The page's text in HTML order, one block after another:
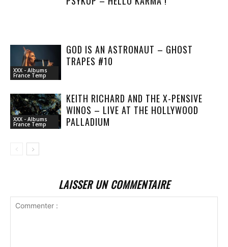
XXX - Albums
France Temp
GOD IS AN ASTRONAUT – GHOST
TRAPES #10
XXX - Albums
France Temp
KEITH RICHARD AND THE X-PENSIVE
WINOS – LIVE AT THE HOLLYWOOD
PALLADIUM
LAISSER UN COMMENTAIRE